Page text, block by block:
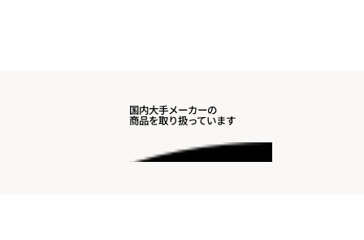
国内大手メーカーの
商品を取り扱っています